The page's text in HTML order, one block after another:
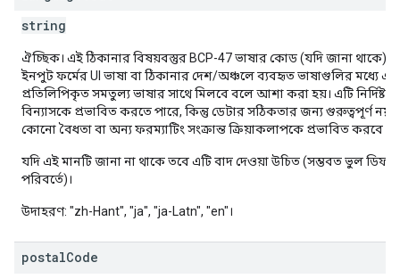
string
ঐচ্ছিক। এই ঠিকানার বিষয়বস্তুর BCP-47 ভাষার কোড (যদি জানা থাকে)।
ইনপুট ফর্মের UI ভাষা বা ঠিকানার দেশ/অঞ্চলে ব্যবহৃত ভাষাগুলির মধ্যে
প্রতিলিপিকৃত সমতুল্য ভাষার সাথে মিলবে বলে আশা করা হয়। এটি নির্দিষ্ট
বিন্যাসকে প্রভাবিত করতে পারে, কিন্তু ডেটার সঠিকতার জন্য গুরুত্বপূর্ণ
কোনো বৈধতা বা অন্য ফরম্যাটিং সংক্রান্ত ক্রিয়াকলাপকে প্রভাবিত করবে
যদি এই মানটি জানা না থাকে তবে এটি বাদ দেওয়া উচিত (সম্ভবত ভুল ডিফল্ট
পরিবর্তে)।
উদাহরণ: "zh-Hant", "ja", "ja-Latn", "en"।
postalCode